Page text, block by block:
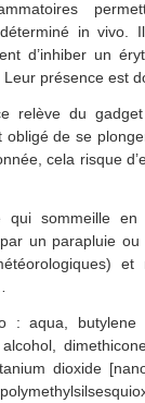
in vivo.
d’inhiber un
présence est
relève du
obligé de se
cela risque
qui sommeille en
un parapluie
et
: aqua, butylene
dioxide